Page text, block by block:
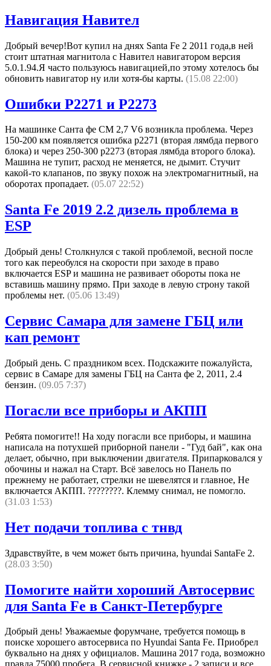
Навигация Навител
Добрый вечер!Вот купил на днях Santa Fe 2 2011 года,в ней
стоит штатная магнитола с Навител навигатором версия
5.0.1.94.Я часто пользуюсь навигацией,по этому хотелось бы
обновить навигатор ну или хотя-бы карты. (15.08 22:00)
Ошибки P2271 и P2273
На машинке Санта фе СМ 2,7 V6 возникла проблема. Через
150-200 км появляется ошибка p2271 (вторая лямбда первого
блока) и через 250-300 p2273 (вторая лямбда второго блока).
Машина не тупит, расход не меняется, не дымит. Стучит
какой-то клапанов, по звуку похож на электромагнитный, на
оборотах пропадает. (05.07 22:52)
Santa Fe 2019 2.2 дизель проблема в
ESP
Добрый день! Столкнулся с такой проблемой, весной после
того как переобулся на скорости при заходе в право
включается ESP и машина не развивает обороты пока не
вставишь машину прямо. При заходе в левую строну такой
проблемы нет. (05.06 13:49)
Сервис Самара для замене ГБЦ или
кап ремонт
Добрый день. С праздником всех. Подскажите пожалуйста,
сервис в Самаре для замены ГБЦ на Санта фе 2, 2011, 2.4
бензин. (09.05 7:37)
Погасли все приборы и АКПП
Ребята помогите!! На ходу погасли все приборы, и машина
написала на потухшей приборной панели - "Гуд бай", как она
делает, обычно, при выключении двигателя. Припарковался у
обочины и нажал на Старт. Всё завелось но Панель по
прежнему не работает, стрелки не шевелятся и главное, Не
включается АКПП. ????????. Клемму снимал, не помогло.
(31.03 1:53)
Нет подачи топлива с тнвд
Здравствуйте, в чем может быть причина, hyundai SantaFe 2.
(28.03 3:50)
Помогите найти хороший Автосервис
для Santa Fe в Санкт-Петербурге
Добрый день! Уважаемые форумчане, требуется помощь в
поиске хорошего автосервиса по Hyundai Santa Fe. Приобрел
буквально на днях у официалов. Машина 2017 года, возможно